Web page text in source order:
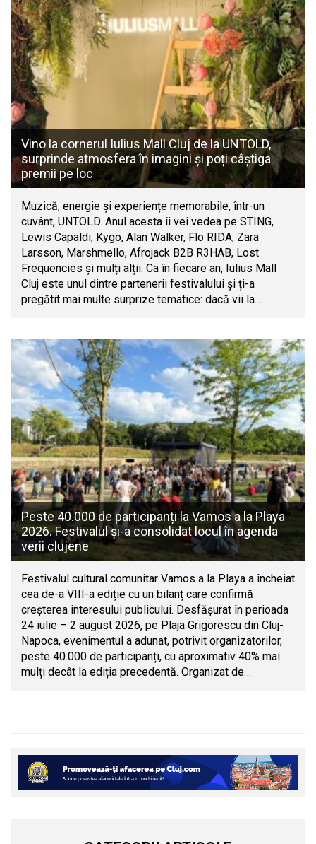
Vino la cornerul Iulius Mall Cluj de la UNTOLD,
surprinde atmosfera în imagini și poți câștiga
premii pe loc
Muzică, energie și experiențe memorabile, într-un
cuvânt, UNTOLD. Anul acesta îi vei vedea pe STING,
Lewis Capaldi, Kygo, Alan Walker, Flo RIDA, Zara
Larsson, Marshmello, Afrojack B2B R3HAB, Lost
Frequencies și mulți alții. Ca în fiecare an, Iulius Mall
Cluj este unul dintre partenerii festivalului și ți-a
pregătit mai multe surprize tematice: dacă vii la…
Peste 40.000 de participanți la Vamos a la Playa
2026. Festivalul și-a consolidat locul în agenda
verii clujene
Festivalul cultural comunitar Vamos a la Playa a încheiat
cea de-a VIII-a ediție cu un bilanț care confirmă
creșterea interesului publicului. Desfășurat în perioada
24 iulie – 2 august 2026, pe Plaja Grigorescu din Cluj-
Napoca, evenimentul a adunat, potrivit organizatorilor,
peste 40.000 de participanți, cu aproximativ 40% mai
mulți decât la ediția precedentă. Organizat de…